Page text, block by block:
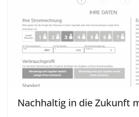
Nachhaltig in die Zukunft